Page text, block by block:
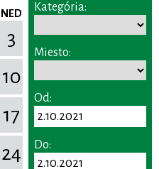
NED
3
10
17
24
Kategória:
Miesto:
Od:
Do: